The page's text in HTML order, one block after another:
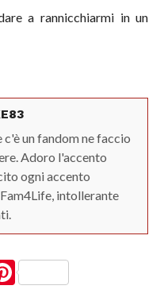
a rannicchiarmi in un
c'è un fandom ne faccio
Adoro l'accento
ogni accento
intollerante
Pinterest